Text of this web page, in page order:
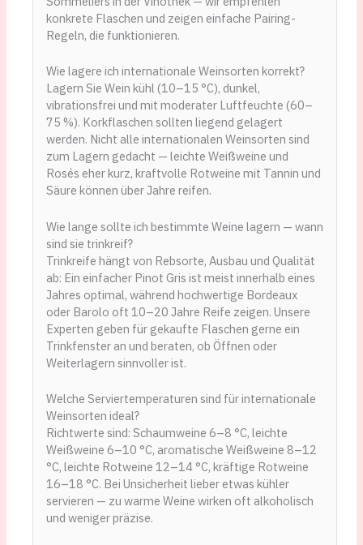
konkrete Flaschen und zeigen einfache Pairing-
Regeln, die funktionieren.
Wie lagere ich internationale Weinsorten korrekt?
Lagern Sie Wein kühl (10–15 °C), dunkel,
vibrationsfrei und mit moderater Luftfeuchte (60–
75 %). Korkflaschen sollten liegend gelagert
werden. Nicht alle internationalen Weinsorten sind
zum Lagern gedacht — leichte Weißweine und
Rosés eher kurz, kraftvolle Rotweine mit Tannin und
Säure können über Jahre reifen.
Wie lange sollte ich bestimmte Weine lagern — wann
sind sie trinkreif?
Trinkreife hängt von Rebsorte, Ausbau und Qualität
ab: Ein einfacher Pinot Gris ist meist innerhalb eines
Jahres optimal, während hochwertige Bordeaux
oder Barolo oft 10–20 Jahre Reife zeigen. Unsere
Experten geben für gekaufte Flaschen gerne ein
Trinkfenster an und beraten, ob Öffnen oder
Weiterlagern sinnvoller ist.
Welche Serviertemperaturen sind für internationale
Weinsorten ideal?
Richtwerte sind: Schaumweine 6–8 °C, leichte
Weißweine 6–10 °C, aromatische Weißweine 8–12
°C, leichte Rotweine 12–14 °C, kräftige Rotweine
16–18 °C. Bei Unsicherheit lieber etwas kühler
servieren — zu warme Weine wirken oft alkoholisch
und weniger präzise.